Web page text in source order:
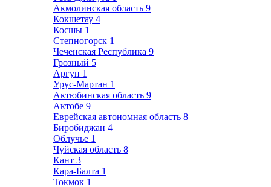
Акмолинская область 9
Кокшетау 4
Косшы 1
Степногорск 1
Чеченская Республика 9
Грозный 5
Аргун 1
Урус-Мартан 1
Актюбинская область 9
Актобе 9
Еврейская автономная область 8
Биробиджан 4
Облучье 1
Чуйская область 8
Кант 3
Кара-Балта 1
Токмок 1